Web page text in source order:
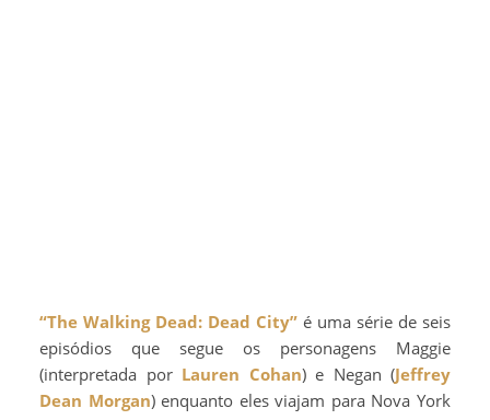
“The Walking Dead: Dead City” é uma série de seis
episódios que segue os personagens Maggie
(interpretada por Lauren Cohan) e Negan (Jeffrey
Dean Morgan) enquanto eles viajam para Nova York